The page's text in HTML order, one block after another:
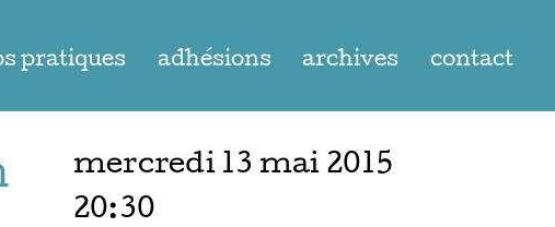
pratiques adhésions archives contact
mercredi 13 mai 2015
20:30